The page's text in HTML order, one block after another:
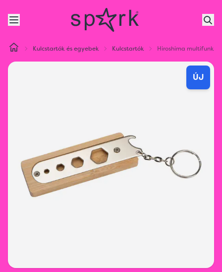
Kulcstartók és egyebek Kulcstartók Hiroshima
ÚJ